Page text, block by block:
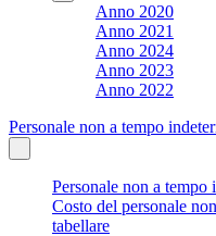
Anno 2020
Anno 2021
Anno 2024
Anno 2023
Anno 2022
Personale non a tempo
Personale non a
Costo del personale
tabellare